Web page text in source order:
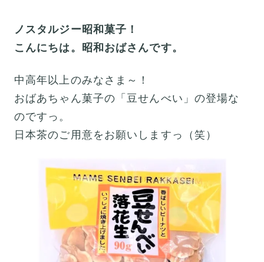
ノスタルジー昭和菓子！
こんにちは。昭和おばさんです。
中高年以上のみなさま～！
おばあちゃん菓子の「豆せんべい」の登場な
のですっ。
日本茶のご用意をお願いしますっ（笑）